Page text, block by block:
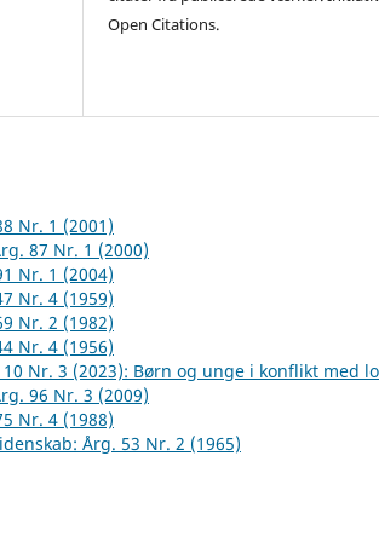
Open Citations.
Nr. 1 (2001)
87 Nr. 1 (2000)
Nr. 1 (2004)
Nr. 4 (1959)
Nr. 2 (1982)
Nr. 4 (1956)
Nr. 3 (2023): Børn og unge i konflikt med
96 Nr. 3 (2009)
Nr. 4 (1988)
Årg. 53 Nr. 2 (1965)